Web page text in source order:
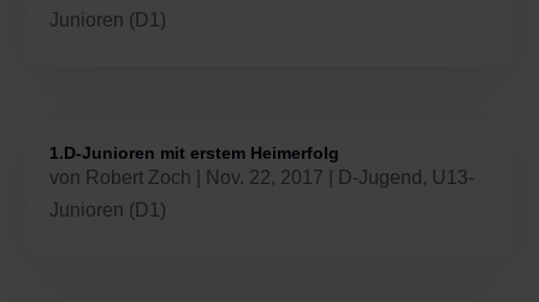
Junioren (D1)
1.D-Junioren mit erstem Heimerfolg
von Robert Zoch Nov. 22, 2017 D-Jugend , U13-
Junioren (D1)